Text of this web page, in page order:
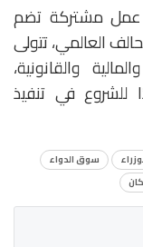
عمل مشتركة تضم
العالمي، تتولى
والقانونية،
للشروع في تنفيذ
سوق الدواء